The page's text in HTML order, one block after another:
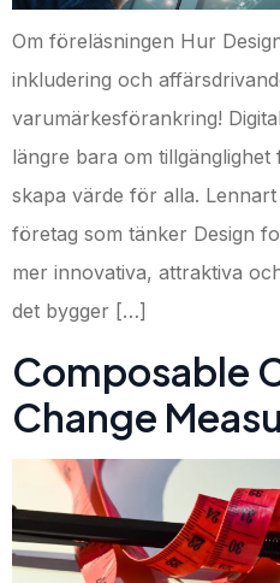
Om föreläsningen Hur
inkludering och
varumärkesförankring!
längre bara om
skapa värde för alla.
företag som tänker Design
mer innovativa, attraktiva
det bygger […]
Composable
Change